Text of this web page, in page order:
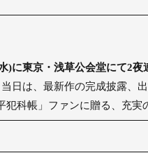
東京・浅草公会堂にて2夜
日は、最新作の完成披露、
科帳」ファンに贈る、充実